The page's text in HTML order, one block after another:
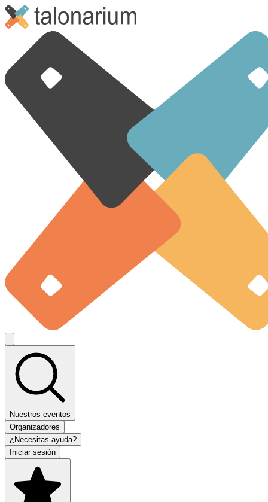
Nuestros eventos
Organizadores
¿Necesitas ayuda?
Iniciar sesión